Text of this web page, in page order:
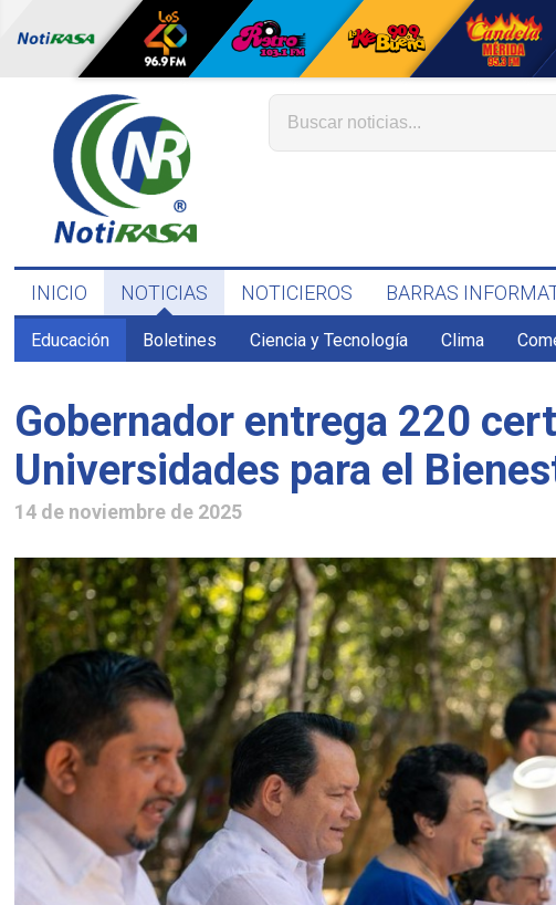
INICIO NOTICIAS NOTICIEROS BARRAS
Educación Boletines Ciencia y Tecnología Clima
Gobernador entrega 220
Universidades para el
14 de noviembre de 2025